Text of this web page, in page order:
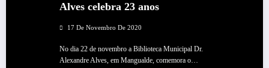
Alves celebra 23 anos
17 De Novembro De 2020
No dia 22 de novembro a Biblioteca Municipal Dr.
Alexandre Alves, em Mangualde, comemora o…